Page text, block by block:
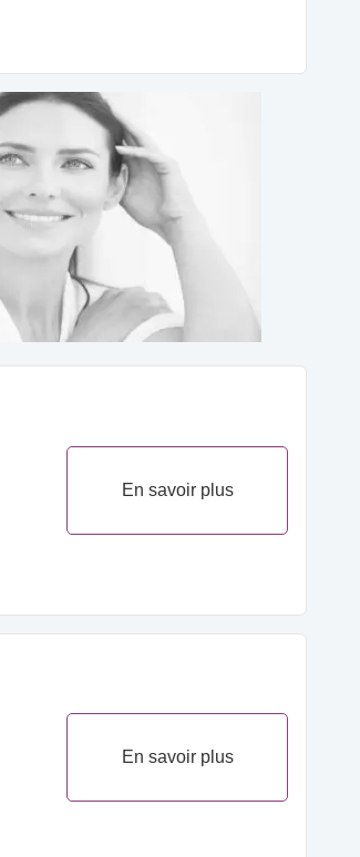
En savoir plus
En savoir plus